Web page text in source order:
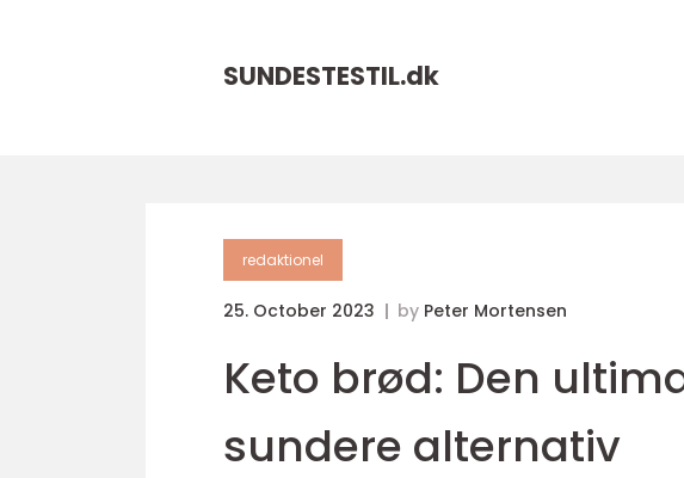
SUNDESTESTIL.dk
redaktionel
25. October 2023 by Peter Mortensen
Keto brød: Den
sundere alternativ